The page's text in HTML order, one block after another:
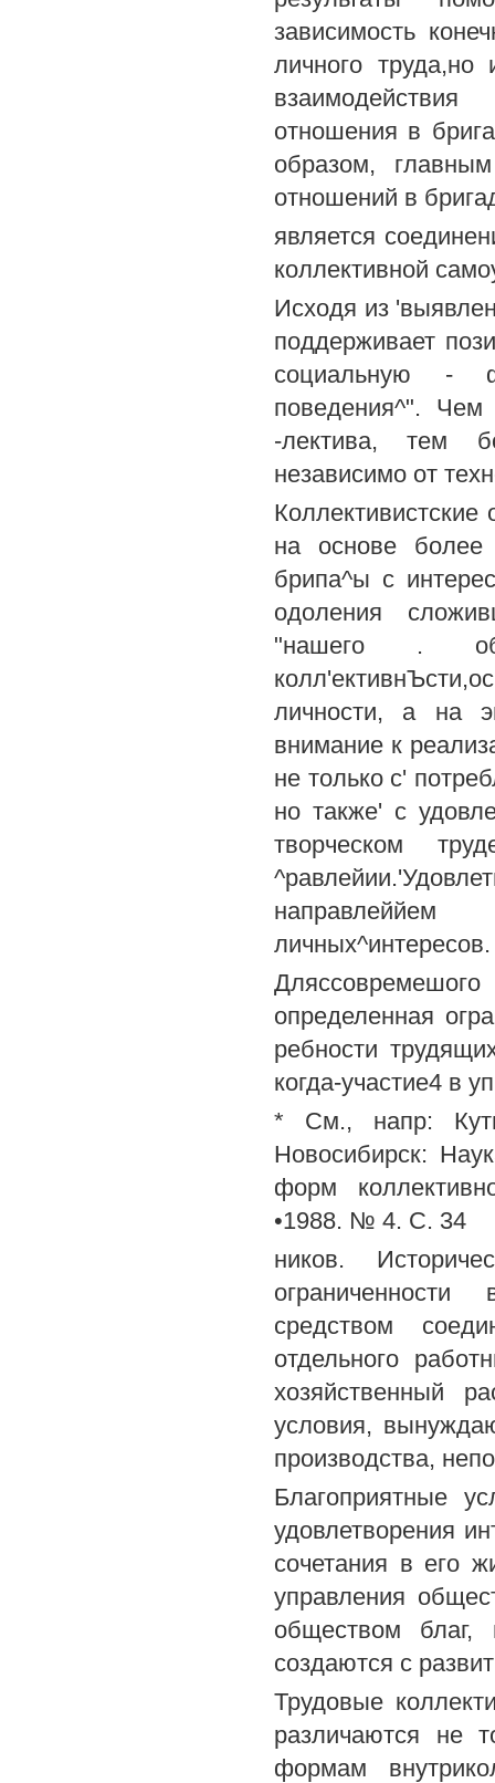
зависимость
личного
отношения в
образом,
отношений в
является
коллективной
Исходя из
поддерживает
социальную -
поведения^". Чем
-лектива, тем
независимо от
на основе более
брипа^ы с
одоления
"нашего .
личности, а на
внимание к
не только с'
но также' с
творческом
личных^интересов.
определенная
ребности
когда-участие4 в
* См., напр:
Новосибирск:
форм
•1988. № 4. С. 34
ников.
средством
отдельного
хозяйственный
условия,
производства,
Благоприятные
удовлетворения
сочетания в его
управления
обществом благ,
создаются с
Трудовые
различаются не
формам